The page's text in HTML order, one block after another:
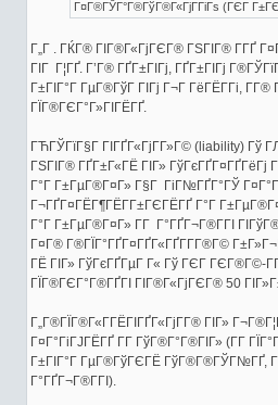
Г¤Г®ГЎГ°Г®ГўГ®Г«ГјГ­ГіГѕ (ГЄГ
Г„Г . ГЌГ® ГІГ®Г«ГјГЄГ® ГЅГІГ® Г­ГҐ
ГІГ Г¦ГҐ. Г’Г® ГҐГ±ГІГј, ГҐГ±ГІГј
Г±ГІГ°Г ГµГ®ГўГ ГІГј Г¬Г ГёГЁГ­Гі,
ГЇГ®ГЄГ°Г»ГІГЁГҐ.
ГЋГЎГїГ§Г ГІГҐГ«ГјГ­Г»Г© (liability) Гў
ГЅГІГ® ГҐГ±Г«ГЁ ГІГ»
Г°Г Г±ГµГ®Г¤Г» Г§Г ГіГ№ГҐГ°ГЎ
Г¬ГҐГ¤ГЁГ¶ГЁГ­Г±ГЄГЁГҐ Г°Г
Г°Г Г±ГµГ®Г¤Г» Г­Г Г°ГҐГ¬Г®Г­ГІ
Г¤Г® Г®ГЇГ°ГҐГ¤ГҐГ«ГҐГ­Г­Г®Г©
ГЁ ГІГ» ГўГєГҐГµГ Г« Гў ГЄГ ГЄГ®Г©-
ГЇГ®ГЄГ°Г®ГҐГІ ГІГ®Г«ГјГЄГ® 50
Г„Г®ГЇГ®Г«Г­ГЁГІГҐГ«ГјГ­Г® ГІГ»
Г¤Г°ГіГЈГЁГҐ Г­Г ГўГ®Г°Г®ГІГ» (Г­Г
Г±ГІГ°Г ГµГ®ГўГЄГЁ ГўГ®Г®ГЎГ№ГҐ,
Г°ГҐГ¬Г®Г­ГІ).